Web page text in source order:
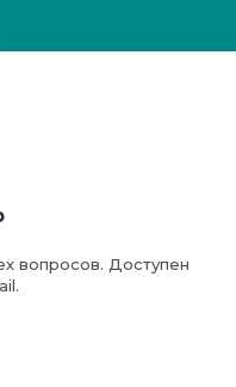
вопросов. Доступен